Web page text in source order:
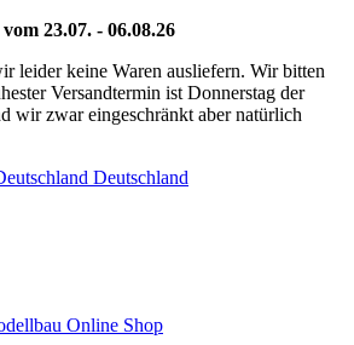
23.07. - 06.08.26
leider keine Waren ausliefern. Wir bitten
Versandtermin ist Donnerstag der
wir zwar eingeschränkt aber natürlich
Deutschland